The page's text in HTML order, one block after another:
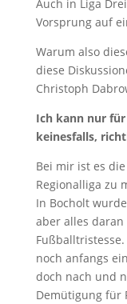
Auch in Liga
Vorsprung auf
Warum also
diese
Christoph
Ich kann nur
keinesfalls,
Bei mir ist es
Regionalliga zu
In Bocholt
aber alles
noch anfangs
doch nach und
Demütigung für